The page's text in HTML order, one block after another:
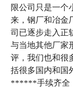
限公司只是一个
来，钢厂和冶金
司已逐步走入正
与当地其他厂家
评，我们也和很
括很多国内和国
******手续齐全